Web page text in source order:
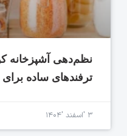
نظم‌دهی آشپزخانه
ترفندهای ساده
۳ 'اسفند '۱۴۰۴